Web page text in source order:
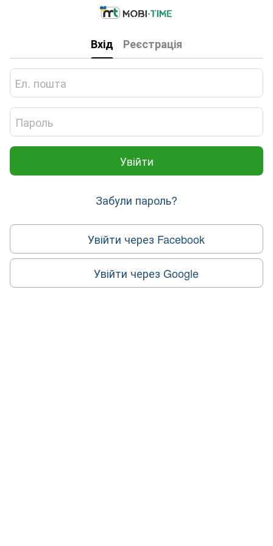
Вхід Реєстрація
Увійти
Забули пароль?
Увійти через Facebook
Увійти через Google